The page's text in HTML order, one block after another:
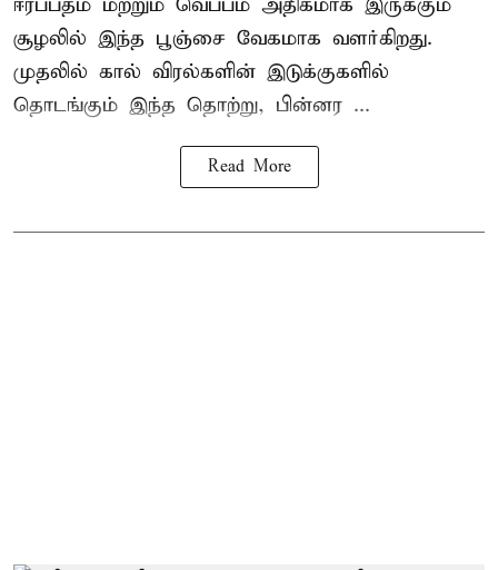
ஈரப்பதம் மற்றும் வெப்பம் அதிகமாக இருக்கும்
சூழலில் இந்த பூஞ்சை வேகமாக வளர்கிறது.
முதலில் கால் விரல்களின் இடுக்குகளில்
தொடங்கும் இந்த தொற்று, பின்னர ...
Read More